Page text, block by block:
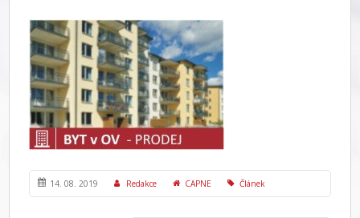
14. 08. 2019 Redakce CAPNE Článek